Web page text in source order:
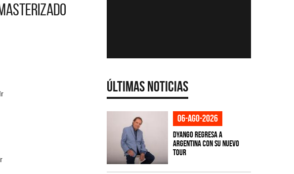
Últimas Noticias
06-ago-2026
Dyango regresa a
Argentina con su nuevo
tour